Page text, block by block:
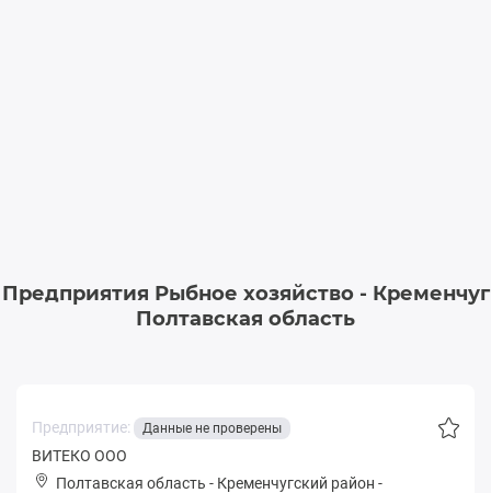
Предприятия Рыбное хозяйство - Кременчуг
Полтавская область
Предприятие: Данные не проверены
ВИТЕКО ООО
Полтавская область - Кременчугский район -